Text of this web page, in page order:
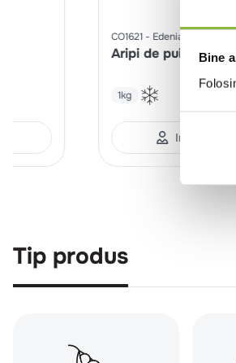
Bine
CO1621 Edenia Chef
Aripi de pui pane,
1kg
Intra in cont
Tip produs